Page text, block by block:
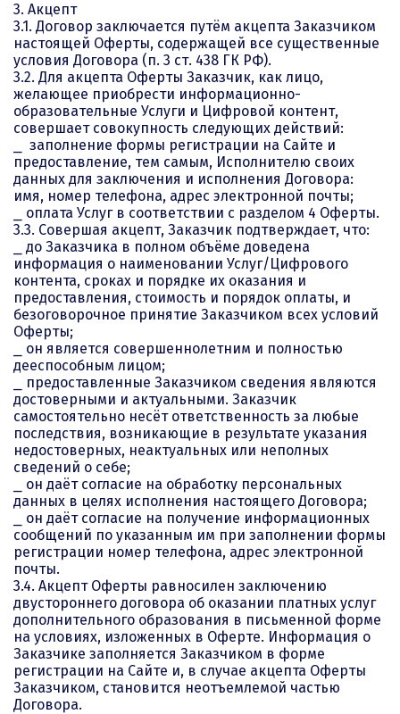
3. Акцепт
3.1. Договор заключается путём акцепта Заказчиком
настоящей Оферты, содержащей все существенные
условия Договора (п. 3 ст. 438 ГК РФ).
3.2. Для акцепта Оферты Заказчик, как лицо,
желающее приобрести информационно-
образовательные Услуги и Цифровой контент,
совершает совокупность следующих действий:
⎯ заполнение формы регистрации на Сайте и
предоставление, тем самым, Исполнителю своих
данных для заключения и исполнения Договора:
имя, номер телефона, адрес электронной почты;
⎯ оплата Услуг в соответствии с разделом 4 Оферты.
3.3. Совершая акцепт, Заказчик подтверждает, что:
⎯ до Заказчика в полном объёме доведена
информация о наименовании Услуг/Цифрового
контента, сроках и порядке их оказания и
предоставления, стоимость и порядок оплаты, и
безоговорочное принятие Заказчиком всех условий
Оферты;
⎯ он является совершеннолетним и полностью
дееспособным лицом;
⎯ предоставленные Заказчиком сведения являются
достоверными и актуальными. Заказчик
самостоятельно несёт ответственность за любые
последствия, возникающие в результате указания
недостоверных, неактуальных или неполных
сведений о себе;
⎯ он даёт согласие на обработку персональных
данных в целях исполнения настоящего Договора;
⎯ он даёт согласие на получение информационных
сообщений по указанным им при заполнении формы
регистрации номер телефона, адрес электронной
почты.
3.4. Акцепт Оферты равносилен заключению
двустороннего договора об оказании платных услуг
дополнительного образования в письменной форме
на условиях, изложенных в Оферте. Информация о
Заказчике заполняется Заказчиком в форме
регистрации на Сайте и, в случае акцепта Оферты
Заказчиком, становится неотъемлемой частью
Договора.